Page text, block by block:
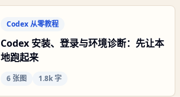
Codex 从零教程
Codex 安装、登录与环境诊断：先让本
地跑起来
6 张图 1.8k 字